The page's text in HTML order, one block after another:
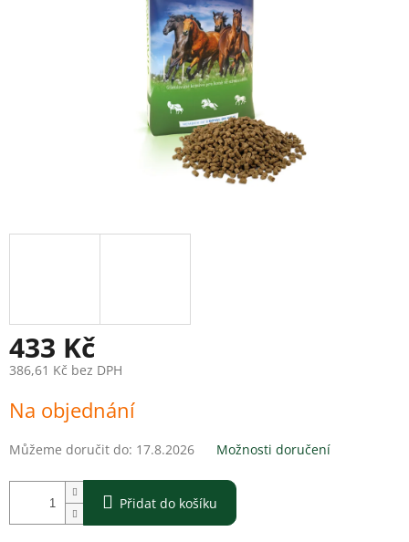
433 Kč
386,61 Kč bez DPH
cena:
Na objednání
Můžeme doručit do: 17.8.2026 Možnosti doručení
Přidat do košíku